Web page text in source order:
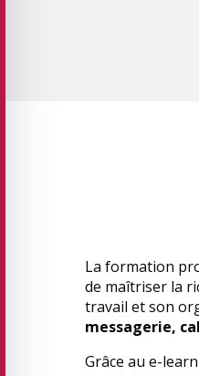
La formation
de maîtriser la
travail et son
messagerie,
Grâce au e-